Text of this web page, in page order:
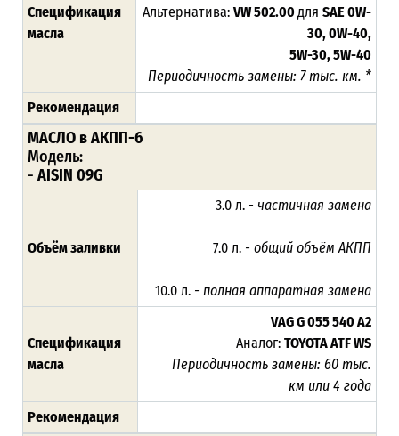
Спецификация
масла
Альтернатива: VW 502.00для SAE 0W-
30, 0W-40,
5W-30, 5W-40
Периодичность замены: 7 тыс. км. *
Рекомендация
МАСЛО в АКПП-6
Модель:
- AISIN 09G
Объём заливки
3.0 л. - частичная замена
7.0 л. - общий объём АКПП
10.0 л. - полная аппаратная замена
Спецификация
масла
VAG G 055 540 A2
Аналог: TOYOTA ATF WS
Периодичность замены: 60 тыс.
км или 4 года
Рекомендация